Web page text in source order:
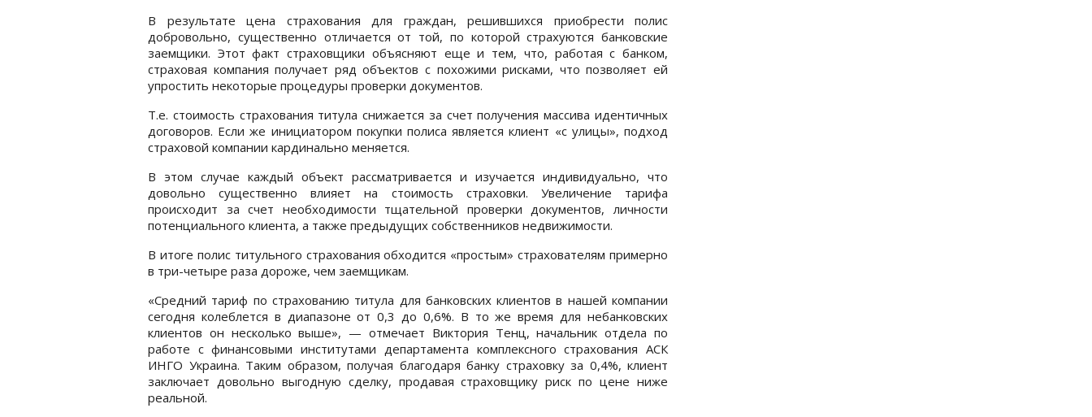
В результате цена страхования для граждан, решившихся приобрести полис
добровольно, существенно отличается от той, по которой страхуются банковские
заемщики. Этот факт страховщики объясняют еще и тем, что, работая с банком,
страховая компания получает ряд объектов с похожими рисками, что позволяет ей
упростить некоторые процедуры проверки документов.
Т.е. стоимость страхования титула снижается за счет получения массива идентичных
договоров. Если же инициатором покупки полиса является клиент «с улицы», подход
страховой компании кардинально меняется.
В этом случае каждый объект рассматривается и изучается индивидуально, что
довольно существенно влияет на стоимость страховки. Увеличение тарифа
происходит за счет необходимости тщательной проверки документов, личности
потенциального клиента, а также предыдущих собственников недвижимости.
В итоге полис титульного страхования обходится «простым» страхователям примерно
в три-четыре раза дороже, чем заемщикам.
«Средний тариф по страхованию титула для банковских клиентов в нашей компании
сегодня колеблется в диапазоне от 0,3 до 0,6%. В то же время для небанковских
клиентов он несколько выше», — отмечает Виктория Тенц, начальник отдела по
работе с финансовыми институтами департамента комплексного страхования АСК
ИНГО Украина. Таким образом, получая благодаря банку страховку за 0,4%, клиент
заключает довольно выгодную сделку, продавая страховщику риск по цене ниже
реальной.